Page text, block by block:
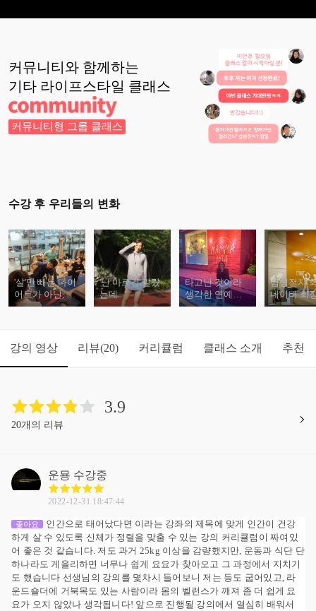
커뮤니티와 함께하는
기타 라이프스타일 클래스
커뮤니티형 그룹 클래스
수강 후 우리들의 변화
'살'만 빼는 다이
어트가 아닌, 최
상의 바디라인
'난 마르긴 말랐
는데...'
타고난 것이라
생각한 연예인
들 바디라인의
삼성전자
네이버 회
리 회사에
강의 영상 리뷰(20) 커리큘럼 클래스 소개 추천
3.9
20개의 리뷰
운묭 수강중
2022-12-31 18:47:44
좋아요
인간으로 태어났다면 이라는 강좌의 제목에 맞게 인간이 건강
하게 살 수 있도록 신체가 정렬을 맞출 수 있는 강의 커리큘럼이 짜여있
어 좋은 것 같습니다. 저도 과거 25kg 이상을 감량했지만, 운동과 식단 단
하나라도 게을리하면 너무나 쉽게 요요가 찾아오고 그 과정에서 지치기
도 했습니다 선생님의 강의를 몇차시 들어보니 저는 등도 굽어있고, 라
운드숄더에 거북목도 있는 사람이라 몸의 벨런스가 깨져 좀 더 쉽게 요
요가 오지 않았나 생각됩니다! 앞으로 진행될 강의에서 열심히 배워서